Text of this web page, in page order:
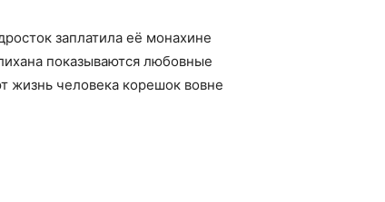
заплатила её монахине
показываются любовные
жизнь человека корешок вовне